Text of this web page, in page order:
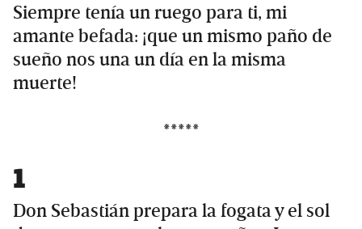
Siempre tenía un ruego para ti, mi
amante befada: ¡que un mismo paño de
sueño nos una un día en la misma
muerte!
*****
1
Don Sebastián prepara la fogata y el sol